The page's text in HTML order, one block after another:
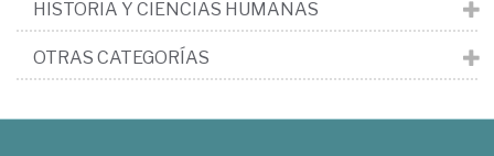
HISTORIA Y CIENCIAS HUMANAS
OTRAS CATEGORÍAS